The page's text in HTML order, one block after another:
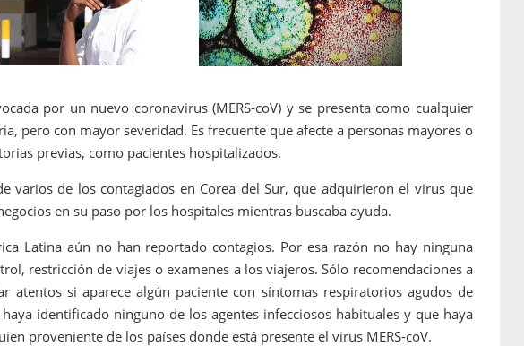
por un nuevo coronavirus (MERS-coV) y se presenta como cualquier
pero con mayor severidad. Es frecuente que afecte a personas mayores o
previas, como pacientes hospitalizados.
varios de los contagiados en Corea del Sur, que adquirieron el virus que
en su paso por los hospitales mientras buscaba ayuda.
Latina aún no han reportado contagios. Por esa razón no hay ninguna
restricción de viajes o examenes a los viajeros. Sólo recomendaciones a
atentos si aparece algún paciente con síntomas respiratorios agudos de
identificado ninguno de los agentes infecciosos habituales y que haya
proveniente de los países donde está presente el virus MERS-coV.